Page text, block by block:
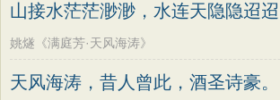
端午节
七夕节 中秋节
韩非子
罗织经
弟子规
战国策 后汉书
孟浩然
柳宗元 王安石
杨万里
诸葛亮 范仲淹
山接水茫茫渺渺，水连天隐隐迢迢
姚燧《满庭芳·天风海涛》
天风海涛，昔人曾此，酒圣诗豪。